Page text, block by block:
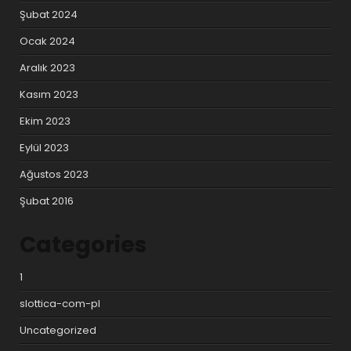
Şubat 2024
Ocak 2024
Aralık 2023
Kasım 2023
Ekim 2023
Eylül 2023
Ağustos 2023
Şubat 2016
1
slottica-com-pl
Uncategorized